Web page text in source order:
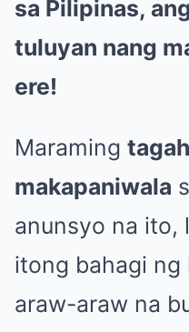
sa Pilipinas,
tuluyan nang
ere!
Maraming
makapaniwala
anunsyo na ito,
itong bahagi
araw-araw na